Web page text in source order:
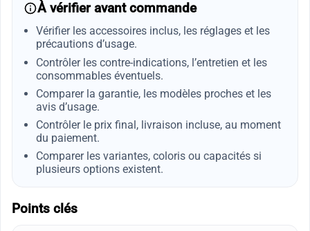
À vérifier avant commande
Vérifier les accessoires inclus, les réglages et les
précautions d’usage.
Contrôler les contre-indications, l’entretien et les
consommables éventuels.
Comparer la garantie, les modèles proches et les
avis d’usage.
Contrôler le prix final, livraison incluse, au moment
du paiement.
Comparer les variantes, coloris ou capacités si
plusieurs options existent.
Points clés